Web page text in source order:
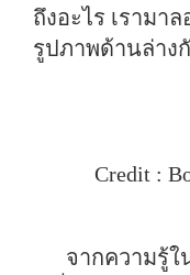
ถึงอะไร เรามา
รูปภาพด้านล่าง
Credit :
จากความรู้ใน